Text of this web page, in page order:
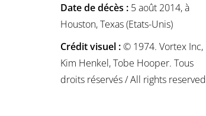
Date de décès : 5 août 2014, à
Houston, Texas (Etats-Unis)
Crédit visuel :© 1974. Vortex Inc,
Kim Henkel, Tobe Hooper. Tous
droits réservés / All rights reserved